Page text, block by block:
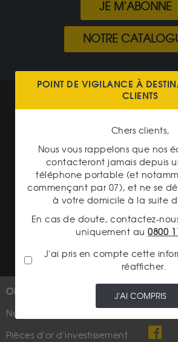
JE M'ABONNE
NOTRE
Mentions légales
Charte données
Conditions générales de
Conditions générales
OR
Nouveautés
Pièces d'or d'investissement
PLUS
POINT DE VIGILANCE À
CLIENTS
Chers clients,
Nous vous rappelons que nos
contacteront jamais depuis
téléphone portable (et
commençant par 07), et ne se
à votre domicile à la suite
En cas de doute, contactez-
uniquement au 0800
J'ai pris en compte cette
réafficher.
J'AI COMPRIS